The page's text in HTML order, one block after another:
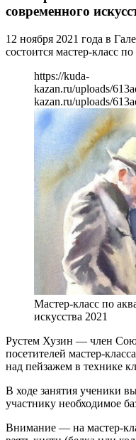
современного
12 ноября 2021 года в
состоится мастер-класс
https://kuda-
kazan.ru/uploads/
kazan.ru/uploads/
Мастер-класс по
искусства 2021
Рустем Хузин — член
посетителей мастер-
над пейзажем в технике
В ходе занятия ученики
участнику необходимое
Внимание — на мастер-